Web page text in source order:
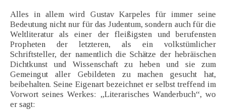
Alles in allem wird Gustav Karpeles für immer seine
Bedeutung nicht nur für das Judentum, sondern auch für die
Weltliteratur als einer der fleißigsten und berufensten
Propheten der letzteren, als ein volkstümlicher
Schriftsteller, der namentlich die Schätze der hebräischen
Dichtkunst und Wissenschaft zu heben und sie zum
Gemeingut aller Gebildeten zu machen gesucht hat,
beibehalten. Seine Eigenart bezeichnet er selbst treffend im
Vorwort seines Werkes: „Literarisches Wanderbuch“, wo
er sagt: